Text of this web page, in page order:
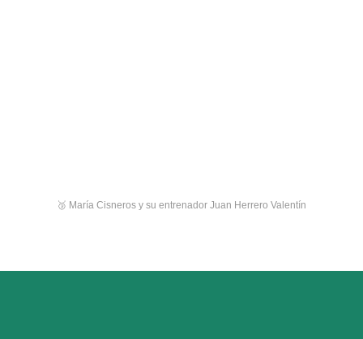
🥉 María Cisneros y su entrenador Juan Herrero Valentín